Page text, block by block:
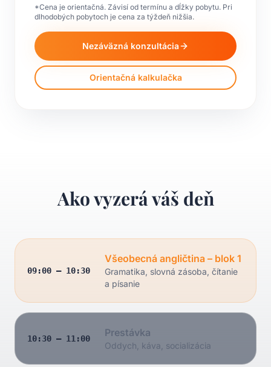
*Cena je orientačná. Závisí od termínu a dĺžky pobytu. Pri
dlhodobých pobytoch je cena za týždeň nižšia.
Nezáväzná konzultácia
Orientačná kalkulačka
Ako vyzerá váš deň
09:00 – 10:30
Všeobecná angličtina – blok 1
Gramatika, slovná zásoba, čítanie
a písanie
10:30 – 11:00 Prestávka
Oddych, káva, socializácia